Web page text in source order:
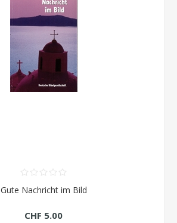
Gute Nachricht im Bild
CHF 5.00